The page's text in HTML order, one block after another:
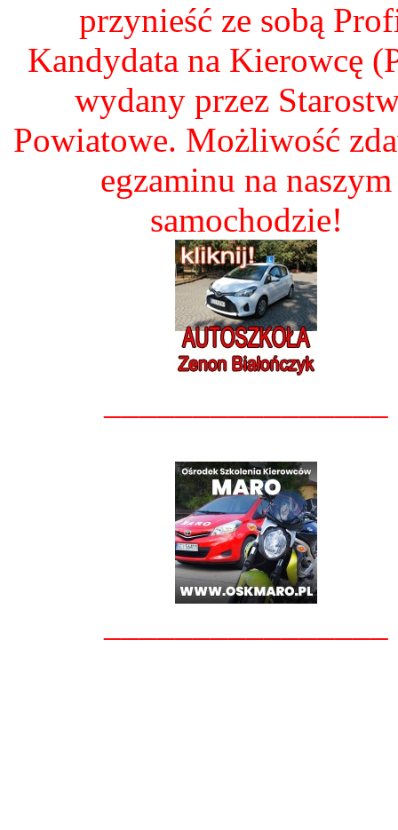
przynieść ze sobą
Kandydata na Kierowcę
wydany przez
Powiatowe. Możliwość
egzaminu na naszym
samochodzie!